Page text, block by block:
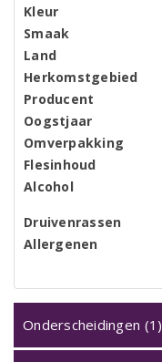
Kleur
Smaak
Land
Herkomstgebied
Producent
Oogstjaar
Omverpakking
Flesinhoud
Alcohol
Druivenrassen
Allergenen
Onderscheidingen (1)